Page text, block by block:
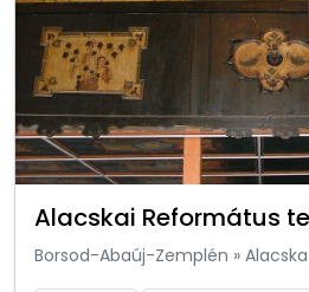
Alacskai Református
Borsod-Abaúj-Zemplén » Alacska